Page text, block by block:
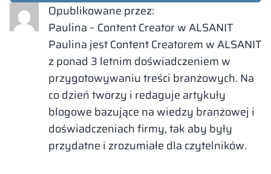
Opublikowane przez:
Paulina – Content Creator w ALSANIT
Paulina jest Content Creatorem w ALSANIT
z ponad 3 letnim doświadczeniem w
przygotowywaniu treści branżowych. Na
co dzień tworzy i redaguje artykuły
blogowe bazujące na wiedzy branżowej i
doświadczeniach firmy, tak aby były
przydatne i zrozumiałe dla czytelników.